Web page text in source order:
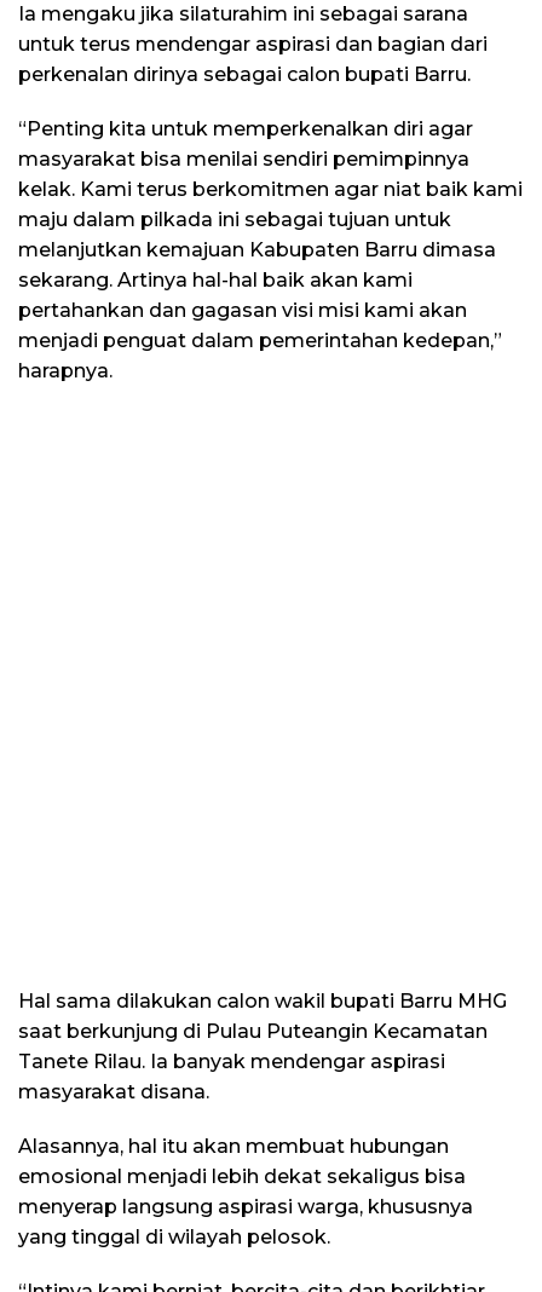
Ia mengaku jika silaturahim ini sebagai sarana
untuk terus mendengar aspirasi dan bagian dari
perkenalan dirinya sebagai calon bupati Barru.
“Penting kita untuk memperkenalkan diri agar
masyarakat bisa menilai sendiri pemimpinnya
kelak. Kami terus berkomitmen agar niat baik kami
maju dalam pilkada ini sebagai tujuan untuk
melanjutkan kemajuan Kabupaten Barru dimasa
sekarang. Artinya hal-hal baik akan kami
pertahankan dan gagasan visi misi kami akan
menjadi penguat dalam pemerintahan kedepan,”
harapnya.
Hal sama dilakukan calon wakil bupati Barru MHG
saat berkunjung di Pulau Puteangin Kecamatan
Tanete Rilau. Ia banyak mendengar aspirasi
masyarakat disana.
Alasannya, hal itu akan membuat hubungan
emosional menjadi lebih dekat sekaligus bisa
menyerap langsung aspirasi warga, khususnya
yang tinggal di wilayah pelosok.